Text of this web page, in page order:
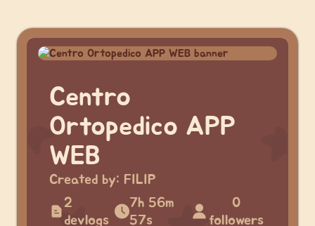
Centro
Ortopedico APP
WEB
Created by: FILIP
2
devlogs
7h 56m
57s
0
followers